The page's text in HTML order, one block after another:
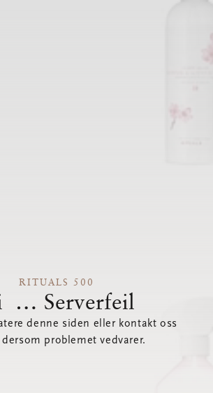
RITUALS 500
… Serverfeil
denne siden eller kontakt oss
dersom problemet vedvarer.